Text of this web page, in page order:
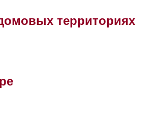
территориях